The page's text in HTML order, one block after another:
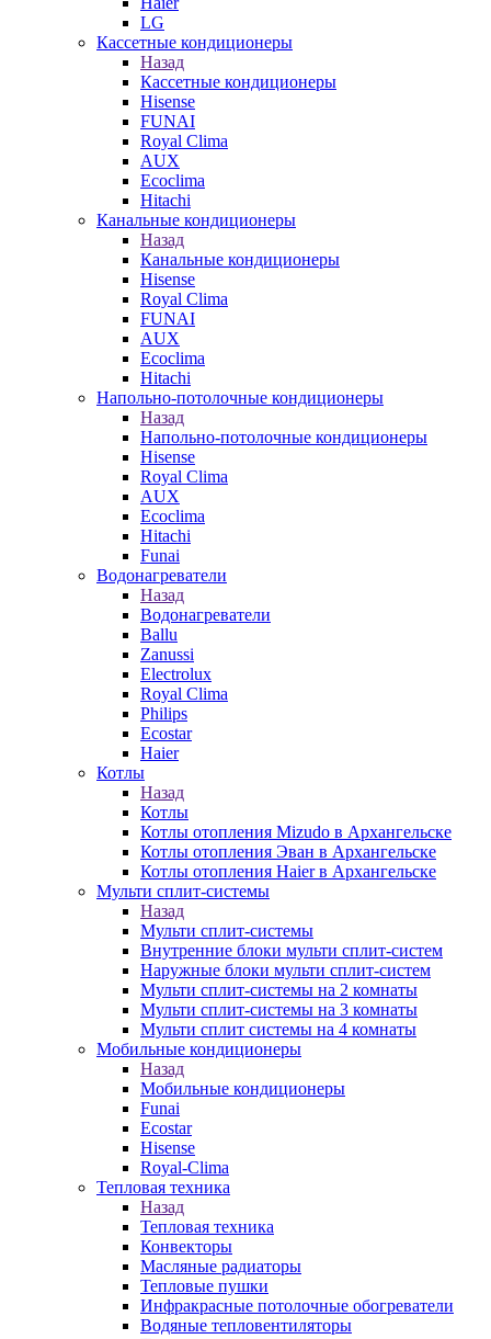
LG
Кассетные кондиционеры
Назад
Кассетные кондиционеры
Hisense
FUNAI
Royal Clima
AUX
Ecoclima
Hitachi
Канальные кондиционеры
Назад
Канальные кондиционеры
Hisense
Royal Clima
FUNAI
AUX
Ecoclima
Hitachi
Напольно-потолочные кондиционеры
Назад
Напольно-потолочные кондиционеры
Hisense
Royal Clima
AUX
Ecoclima
Hitachi
Funai
Водонагреватели
Назад
Водонагреватели
Ballu
Zanussi
Electrolux
Royal Clima
Philips
Ecostar
Haier
Котлы
Назад
Котлы
Котлы отопления Mizudo в Архангельске
Котлы отопления Эван в Архангельске
Котлы отопления Haier в Архангельске
Мульти сплит-системы
Назад
Мульти сплит-системы
Внутренние блоки мульти сплит-систем
Наружные блоки мульти сплит-систем
Мульти сплит-системы на 2 комнаты
Мульти сплит-системы на 3 комнаты
Мульти сплит системы на 4 комнаты
Мобильные кондиционеры
Назад
Мобильные кондиционеры
Funai
Ecostar
Hisense
Royal-Clima
Тепловая техника
Назад
Тепловая техника
Конвекторы
Масляные радиаторы
Тепловые пушки
Инфракрасные потолочные обогреватели
Водяные тепловентиляторы